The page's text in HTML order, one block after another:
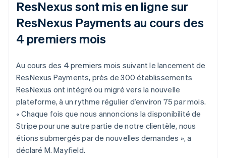
ResNexus sont mis en ligne sur
ResNexus Payments au cours des
4 premiers mois
Au cours des 4 premiers mois suivant le lancement de
ResNexus Payments, près de 300 établissements
ResNexus ont intégré ou migré vers la nouvelle
plateforme, à un rythme régulier d’environ 75 par mois.
« Chaque fois que nous annoncions la disponibilité de
Stripe pour une autre partie de notre clientèle, nous
étions submergés par de nouvelles demandes », a
déclaré M. Mayfield.